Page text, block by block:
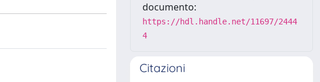
documento:
https://hdl.handle.net/11697/2444
4
Citazioni